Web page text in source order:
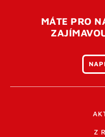
otevření tohoto odkazu
přihlásit. Nezapomeňte
MÁTE PRO
Z